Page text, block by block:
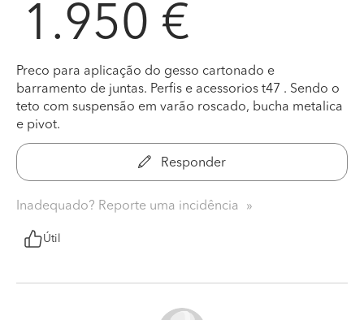
1.950 €
Preco para aplicação do gesso cartonado e
barramento de juntas. Perfis e acessorios t47 . Sendo o
teto com suspensão em varão roscado, bucha metalica
e pivot.
Responder
Inadequado? Reporte uma incidência
Útil